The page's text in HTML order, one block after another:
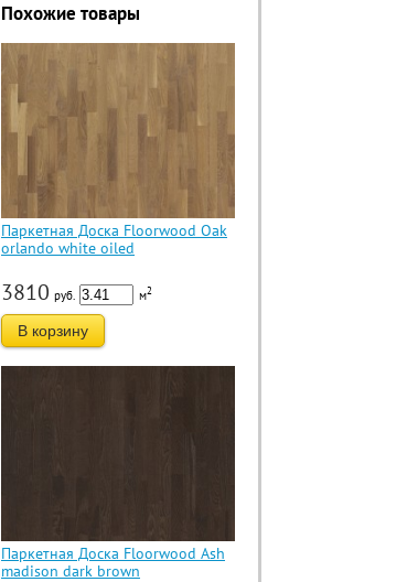
Похожие товары
Паркетная Доска Floorwood Oak
orlando white oiled
3810 руб. м2
В корзину
Паркетная Доска Floorwood Ash
madison dark brown